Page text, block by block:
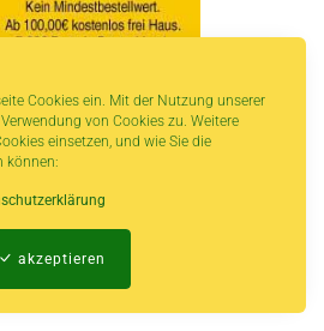
Cookies ein. Mit der Nutzung unserer
von Cookies zu. Weitere
einsetzen, und wie Sie die
können:
akzeptieren
Lieferzeiten für andere Länder
mit den Versandinformationen.
Versandbedingungen
Datenschutzerklärung